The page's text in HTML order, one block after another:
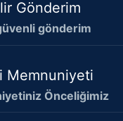
Gönderim
gönderim
Memnuniyeti
Önceliğimiz